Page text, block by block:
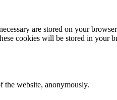
are stored on your
cookies will be stored in your
the website, anonymously.